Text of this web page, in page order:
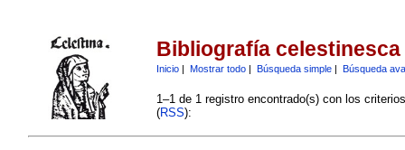
Bibliografía celestinesca
Inicio| Mostrar todo| Búsqueda simple| Búsqueda
1–1 de 1 registro encontrado(s) con los
(RSS):